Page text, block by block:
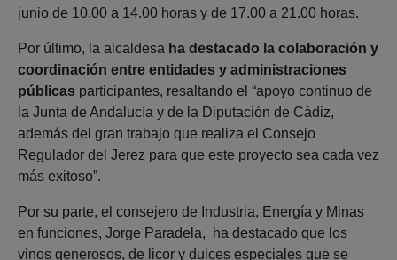
junio de 10.00 a 14.00 horas y de 17.00 a 21.00 horas.
Por último, la alcaldesa ha destacado la colaboración y
coordinación entre entidades y administraciones
públicas participantes, resaltando el “apoyo continuo de
la Junta de Andalucía y de la Diputación de Cádiz,
además del gran trabajo que realiza el Consejo
Regulador del Jerez para que este proyecto sea cada vez
más exitoso”.
Por su parte, el consejero de Industria, Energía y Minas
en funciones, Jorge Paradela, ha destacado que los
vinos generosos, de licor y dulces especiales que se